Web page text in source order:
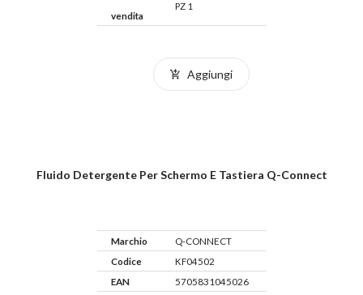
vendita
PZ 1
Aggiungi
Fluido Detergente Per Schermo E Tastiera Q-Connect
Marchio
Q-CONNECT
Codice
KF04502
EAN
5705831045026